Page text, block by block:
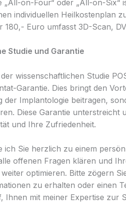
„All-on-Four“ oder „All-on-Six“
individuellen Heilkostenplan
180,- Euro umfasst 3D-Scan,
Studie und Garantie
wissenschaftlichen Studie
Garantie. Dies bringt den
der Implantologie beitragen,
Diese Garantie unterstreicht
und Ihre Zufriedenheit.
ich Sie herzlich zu einem
offenen Fragen klären und
optimieren. Bitte zögern
zu erhalten oder einen
Ihnen mit meiner Expertise zur